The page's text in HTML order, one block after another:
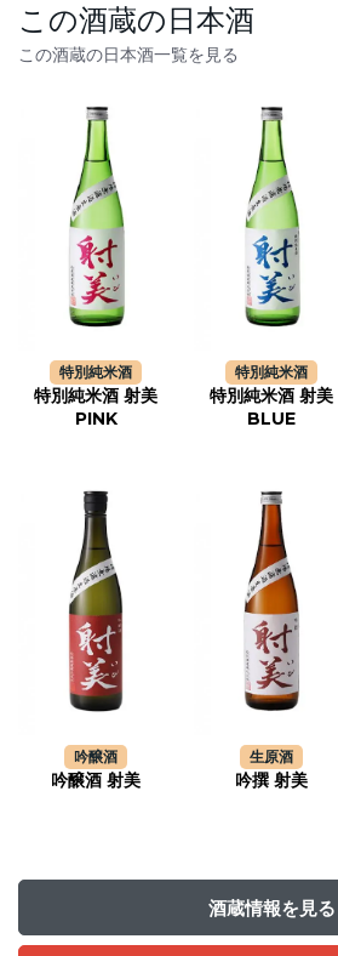
この酒蔵の日本酒
この酒蔵の日本酒一覧を見る
特別純米酒
特別純米酒 射美
PINK
特別純米酒
特別純米酒 射美
BLUE
吟醸酒
吟醸酒 射美
生原酒
吟撰 射美
酒蔵情報を見る